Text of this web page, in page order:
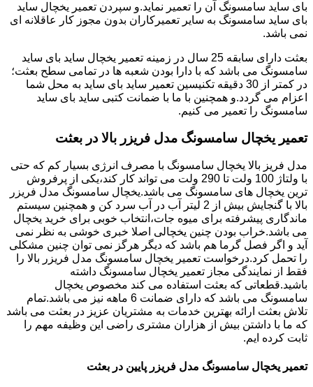
بای ساید سامسونگ آن را تعمیر نماید.و سپردن تعمیر یخچال ساید
بای ساید سامسونگ به سایر تعمیرکاران بدون مجوز کار عاقلانه ای
نمی باشد.
بعثت دارای سابقه 25 سال در زمینه تعمیر یخچال ساید بای ساید
سامسونگ می باشد که با دارا بودن شعبه ها در تمامی سطح بعثت؛
در کمتر از 30 دقیقه تکنیسین تعمیر ساید بای ساید به محل شما
اعزام می گردد.و همچنین با ما با ضمانت کتبی ساید بای ساید
سامسونگ را تعمیر می کنیم.
تعمیر یخچال سامسونگ مدل فریزر بالا در بعثت
مدل فریز بالا یخچال سامسونگ با مصرف انرژی بسیار کم که حتی
با ولتاژ 100 ولت تا 290 ولت می تواند کار کند،یکی از پرفروش
ترین یخچال های سامسونگ می باشد.یخچال سامسونگ مدل فریزر
بالا با گنجایش بیش از 2 لیتر آب در آب سرد کن و همچنین سیستم
ماندگاری پیشرفته برای میوه جات،انتخاب خوبی برای خرید یخچال
می باشد.خراب بودن چنین یخچالی اصلا خبری خوشی به نظر نمی
آید و اگر فصل گرما هم باشد که دیگر هرگز نمی توان چنین مشکلی
را تحمل کرد.درخواست تعمیر یخچال سامسونگ مدل فریزر بالا را
فقط از نمایندگی مجاز تعمیر یخچال سامسونگ داشته
باشید.قطعاتی که بعثت استفاده می کند مخصوص یخچال
سامسونگ می باشد که دارای ضمانت 6 ماهه نیز می باشد.تمام
تلاش بعثت ارائه بهترین خدمات به مشتریان عزیز در بعثت می باشد
که ما با داشتن بیش از هزاران مشتری راضی این وظیفه مهم را
ثابت کرده ایم.
تعمیر یخچال سامسونگ مدل فریزر پایین در بعثت